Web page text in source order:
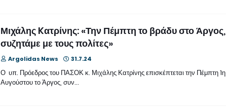
Μιχάλης Kατρίνης: «Την Πέμπτη το βράδυ στο Άργος,
συζητάμε με τους πολίτες»
Argolidas News 31.7.24
Ο υπ. Πρόεδρος του ΠΑΣΟΚ κ. Μιχάλης Κατρίνης επισκέπτεται την Πέμπτη 1η
Αυγούστου το Άργος, συν…